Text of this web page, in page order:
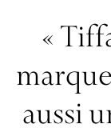
«
aussi